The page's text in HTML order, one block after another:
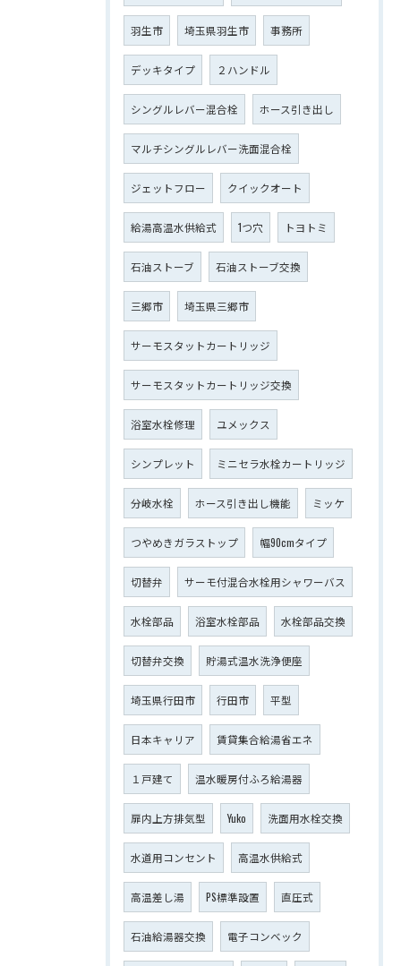
羽生市 埼玉県羽生市 事務所
デッキタイプ ２ハンドル
シングルレバー混合栓 ホース引き出し
マルチシングルレバー洗面混合栓
ジェットフロー クイックオート
給湯高温水供給式 1つ穴 トヨトミ
石油ストーブ 石油ストーブ交換
三郷市 埼玉県三郷市
サーモスタットカートリッジ
サーモスタットカートリッジ交換
浴室水栓修理 ユメックス
シンプレット ミニセラ水栓カートリッジ
分岐水栓 ホース引き出し機能 ミッケ
つやめきガラストップ 幅90cmタイプ
切替弁 サーモ付混合水栓用シャワーバス
水栓部品 浴室水栓部品 水栓部品交換
切替弁交換 貯湯式温水洗浄便座
埼玉県行田市 行田市 平型
日本キャリア 賃貸集合給湯省エネ
１戸建て 温水暖房付ふろ給湯器
扉内上方排気型 Yuko 洗面用水栓交換
水道用コンセント 高温水供給式
高温差し湯 PS標準設置 直圧式
石油給湯器交換 電子コンベック